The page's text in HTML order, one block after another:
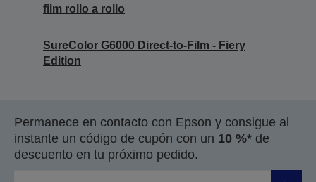
film rollo a rollo
SureColor G6000 Direct-to-Film - Fiery
Edition
Permanece en contacto con Epson y consigue al
instante un código de cupón con un 10 %* de
descuento en tu próximo pedido.